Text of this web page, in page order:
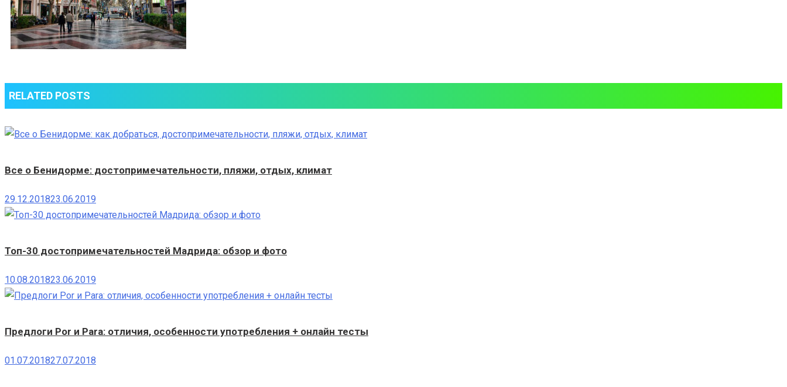
RELATED POSTS
Все о Бенидорме: достопримечательности, пляжи, отдых, климат
29.12.201823.06.2019
Топ-30 достопримечательностей Мадрида: обзор и фото
10.08.201823.06.2019
Предлоги Por и Para: отличия, особенности употребления + онлайн тесты
01.07.201827.07.2018